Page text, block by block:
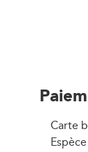
Carte
Espèce